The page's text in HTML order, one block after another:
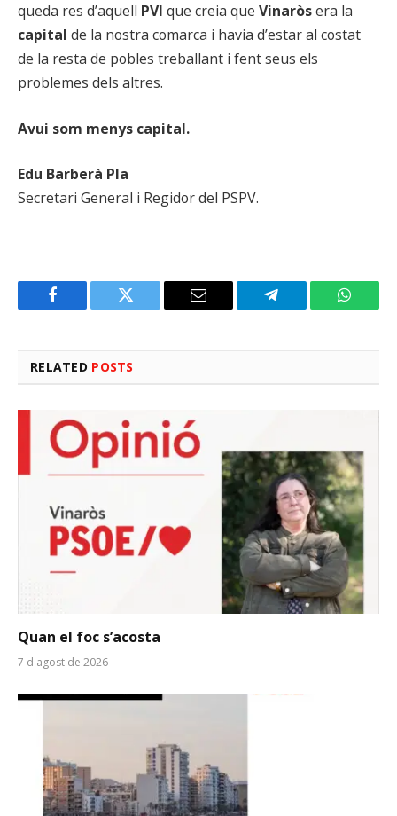
queda res d’aquell PVI que creia que Vinaròsera la
capital de la nostra comarca i havia d’estar al costat
de la resta de pobles treballant i fent seus els
problemes dels altres.
Avui som menys capital.
Edu Barberà Pla
Secretari General i Regidor del PSPV.
Facebook Twitter Email Telegram
RELATED POSTS
Quan el foc s’acosta
7 d'agost de 2026